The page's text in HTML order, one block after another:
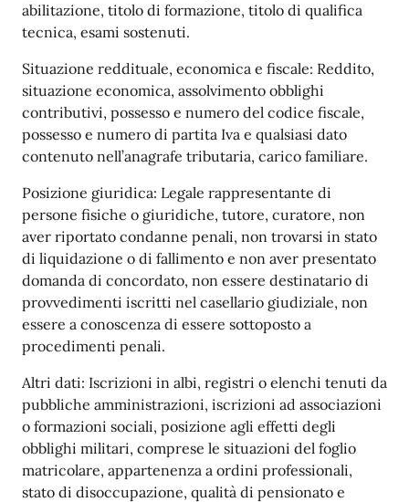
abilitazione, titolo di formazione, titolo di qualifica
tecnica, esami sostenuti.
Situazione reddituale, economica e fiscale: Reddito,
situazione economica, assolvimento obblighi
contributivi, possesso e numero del codice fiscale,
possesso e numero di partita Iva e qualsiasi dato
contenuto nell’anagrafe tributaria, carico familiare.
Posizione giuridica: Legale rappresentante di
persone fisiche o giuridiche, tutore, curatore, non
aver riportato condanne penali, non trovarsi in stato
di liquidazione o di fallimento e non aver presentato
domanda di concordato, non essere destinatario di
provvedimenti iscritti nel casellario giudiziale, non
essere a conoscenza di essere sottoposto a
procedimenti penali.
Altri dati: Iscrizioni in albi, registri o elenchi tenuti da
pubbliche amministrazioni, iscrizioni ad associazioni
o formazioni sociali, posizione agli effetti degli
obblighi militari, comprese le situazioni del foglio
matricolare, appartenenza a ordini professionali,
stato di disoccupazione, qualità di pensionato e